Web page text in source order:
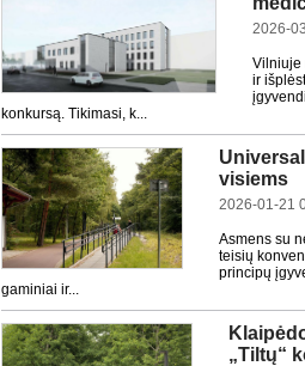
2026-
Vilniuje
ir
konkursą. Tikimasi, k...
visiems
2026-01-21
Asmens su
teisių
principų
gaminiai ir...
„Tiltų“